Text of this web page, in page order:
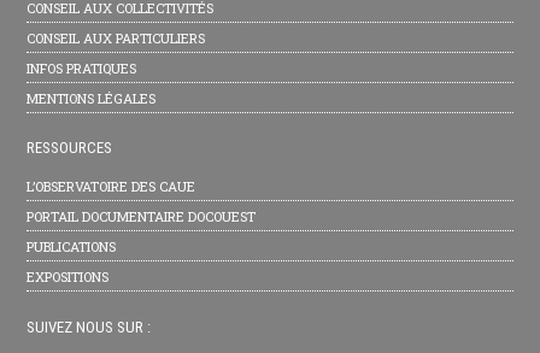
CONSEIL AUX COLLECTIVITÉS
CONSEIL AUX PARTICULIERS
INFOS PRATIQUES
MENTIONS LÉGALES
RESSOURCES
L’OBSERVATOIRE DES CAUE
PORTAIL DOCUMENTAIRE DOCOUEST
PUBLICATIONS
EXPOSITIONS
SUIVEZ NOUS SUR :